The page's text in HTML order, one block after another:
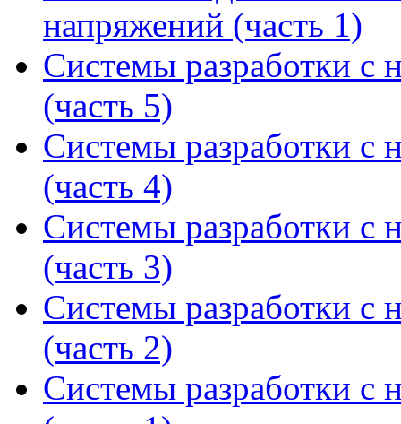
напряжений (часть 1)
Системы разработки с
(часть 5)
Системы разработки с
(часть 4)
Системы разработки с
(часть 3)
Системы разработки с
(часть 2)
Системы разработки с